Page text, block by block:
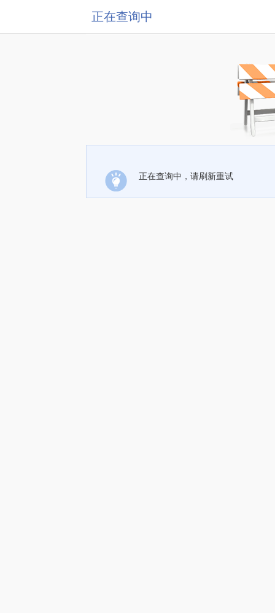
正在查询中
正在查询中，请刷新重试